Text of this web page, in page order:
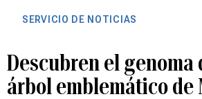
SERVICIO DE NOTICIAS
Descubren el genoma
árbol emblemático de